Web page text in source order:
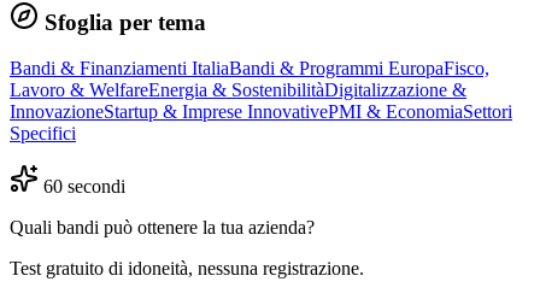
Sfoglia per tema
Bandi & Finanziamenti ItaliaBandi & Programmi EuropaFisco,
Lavoro & WelfareEnergia & SostenibilitàDigitalizzazione &
InnovazioneStartup & Imprese InnovativePMI & EconomiaSettori
Specifici
60 secondi
Quali bandi può ottenere la tua azienda?
Test gratuito di idoneità, nessuna registrazione.